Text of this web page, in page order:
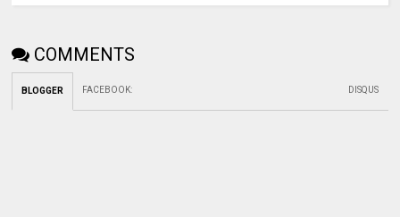
COMMENTS
BLOGGER FACEBOOK: DISQUS